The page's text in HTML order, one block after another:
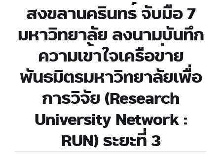
สงขลานครินทร์ จับมือ 7
มหาวิทยาลัย ลงนามบันทึก
ความเข้าใจเครือข่าย
พันธมิตรมหาวิทยาลัยเพื่อ
การวิจัย (Research
University Network :
RUN) ระยะที่ 3